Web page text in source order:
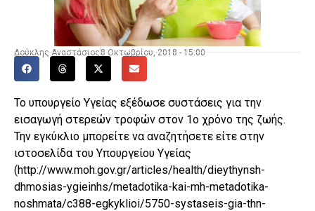
Δούκλης Αναστάσιος 8 Οκτωβρίου, 2018 - 15:00
Το υπουργείο Υγείας εξέδωσε συστάσεις για την
εισαγωγή στερεών τροφών στον 1ο χρόνο της ζωής.
Την εγκύκλιο μπορείτε να αναζητήσετε είτε στην
ιστοσελίδα του Υπουργείου Υγείας
(http://www.moh.gov.gr/articles/health/dieythynsh-
dhmosias-ygieinhs/metadotika-kai-mh-metadotika-
noshmata/c388-egkyklioi/5750-systaseis-gia-thn-